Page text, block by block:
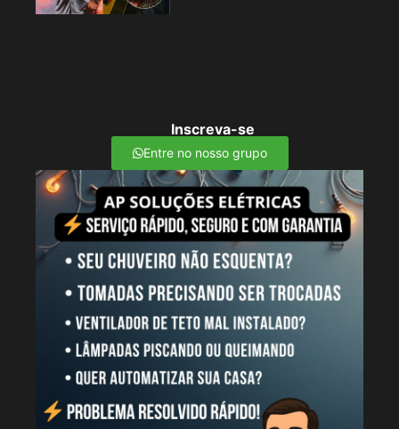
Inscreva-se
Entre no nosso grupo